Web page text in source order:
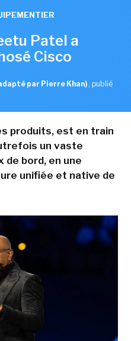
Patel a
Cisco
par Pierre Khan) , publié
produits, est en train
un vaste
bord, en une
unifiée et native de